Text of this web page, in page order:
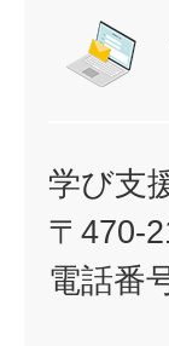
学び支
〒470-
電話番